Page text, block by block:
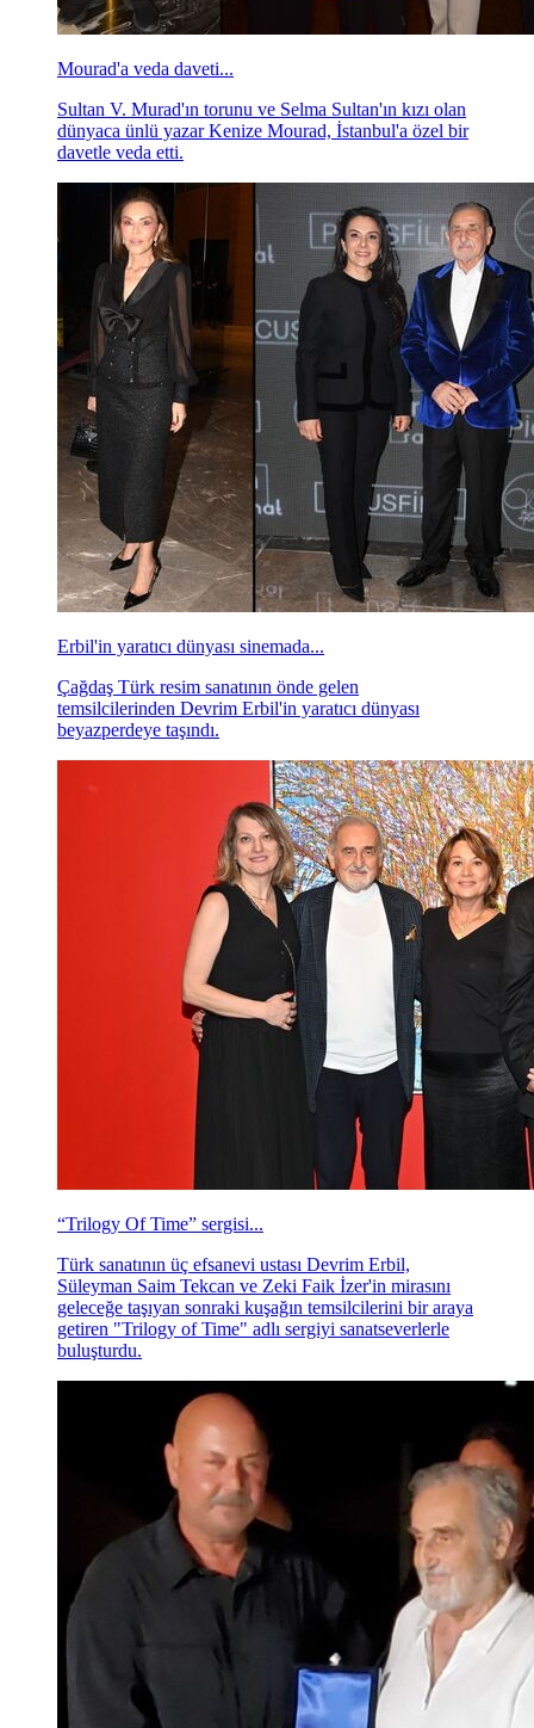
Mourad'a veda daveti...
Sultan V. Murad'ın torunu ve Selma Sultan'ın kızı olan
dünyaca ünlü yazar Kenize Mourad, İstanbul'a özel bir
davetle veda etti.
Erbil'in yaratıcı dünyası sinemada...
Çağdaş Türk resim sanatının önde gelen
temsilcilerinden Devrim Erbil'in yaratıcı dünyası
beyazperdeye taşındı.
“Trilogy Of Time” sergisi...
Türk sanatının üç efsanevi ustası Devrim Erbil,
Süleyman Saim Tekcan ve Zeki Faik İzer'in mirasını
geleceğe taşıyan sonraki kuşağın temsilcilerini bir araya
getiren "Trilogy of Time" adlı sergiyi sanatseverlerle
buluşturdu.